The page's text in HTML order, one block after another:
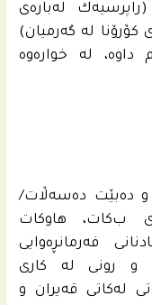
له‌باره‌ى
كۆرۆنا له‌ گه‌رمیان)
دا ئه‌نجام داوه، له‌ خواره‌وه‌
و ده‌بێت ده‌سه‌ڵات/
ب‌كات، هاوكات
فه‌رمانڕه‌وایی
و رونى له‌ كارى
له‌كاتى قه‌یران و